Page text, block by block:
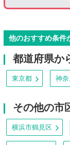
他のおすすめ条件
都道府県か
東京都 神
その他の市
横浜市鶴見区